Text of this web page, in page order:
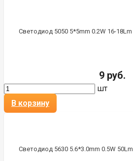
Светодиод 5050 5*5mm 0.2W 16-18Lm
9 руб.
шт
В корзину
Светодиод 5630 5.6*3.0mm 0.5W 50Lm